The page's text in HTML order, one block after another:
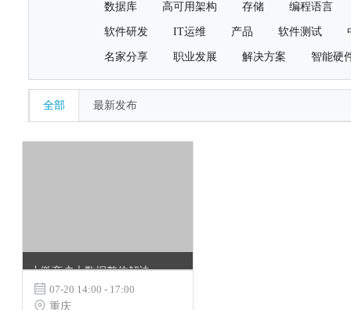
数据库 高可用架构 存储 编程语言
软件研发 IT运维 产品 软件测试
名家分享 职业发展 解决方案 智能硬
全部 最新发布
小微商户大数据整体解决方案 --“云上万商”产品发布会
 07-20 14:00 - 17:00
 重庆